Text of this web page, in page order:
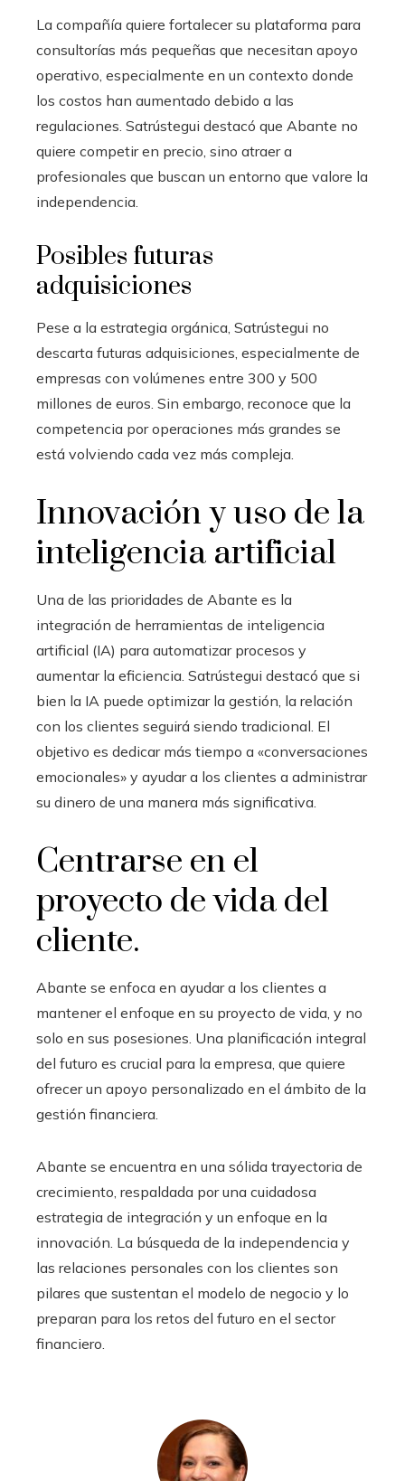
La compañía quiere fortalecer su plataforma para
consultorías más pequeñas que necesitan apoyo
operativo, especialmente en un contexto donde
los costos han aumentado debido a las
regulaciones. Satrústegui destacó que Abante no
quiere competir en precio, sino atraer a
profesionales que buscan un entorno que valore la
independencia.
Posibles futuras
adquisiciones
Pese a la estrategia orgánica, Satrústegui no
descarta futuras adquisiciones, especialmente de
empresas con volúmenes entre 300 y 500
millones de euros. Sin embargo, reconoce que la
competencia por operaciones más grandes se
está volviendo cada vez más compleja.
Innovación y uso de la
inteligencia artificial
Una de las prioridades de Abante es la
integración de herramientas de inteligencia
artificial (IA) para automatizar procesos y
aumentar la eficiencia. Satrústegui destacó que si
bien la IA puede optimizar la gestión, la relación
con los clientes seguirá siendo tradicional. El
objetivo es dedicar más tiempo a «conversaciones
emocionales» y ayudar a los clientes a administrar
su dinero de una manera más significativa.
Centrarse en el
proyecto de vida del
cliente.
Abante se enfoca en ayudar a los clientes a
mantener el enfoque en su proyecto de vida, y no
solo en sus posesiones. Una planificación integral
del futuro es crucial para la empresa, que quiere
ofrecer un apoyo personalizado en el ámbito de la
gestión financiera.
Abante se encuentra en una sólida trayectoria de
crecimiento, respaldada por una cuidadosa
estrategia de integración y un enfoque en la
innovación. La búsqueda de la independencia y
las relaciones personales con los clientes son
pilares que sustentan el modelo de negocio y lo
preparan para los retos del futuro en el sector
financiero.